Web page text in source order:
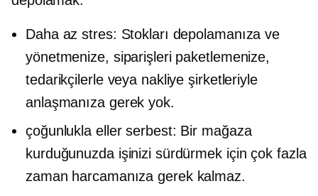
Daha az stres: Stokları depolamanıza ve
yönetmenize, siparişleri paketlemenize,
tedarikçilerle veya nakliye şirketleriyle
anlaşmanıza gerek yok.
çoğunlukla eller serbest: Bir mağaza
kurduğunuzda işinizi sürdürmek için çok fazla
zaman harcamanıza gerek kalmaz.